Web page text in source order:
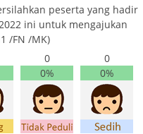
peserta yang hadir
ini untuk mengajukan
/FN /MK)
0
0%
0
0%